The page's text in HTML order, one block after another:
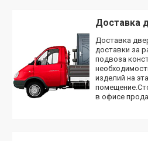
Доставка
Доставка
доставки за
подвоза
изделий на
в офисе